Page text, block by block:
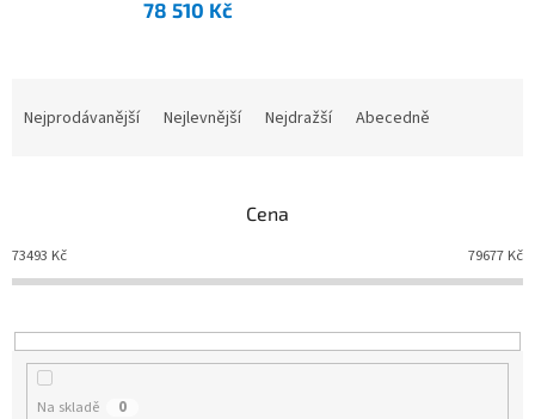
78 510 Kč
Ř
í
p
o
Nejprodávanější Nejlevnější Nejdražší Abecedně
Cena
73493 Kč 79677 Kč
Na skladě 0